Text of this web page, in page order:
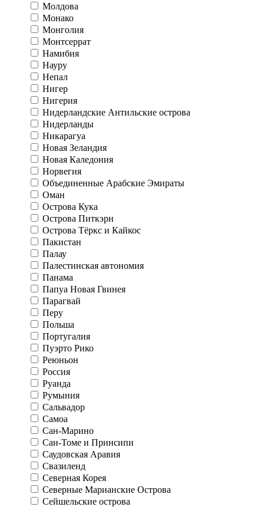
Молдова
Монако
Монголия
Монтсеррат
Намибия
Науру
Непал
Нигер
Нигерия
Нидерландские Антильские острова
Нидерланды
Никарагуа
Новая Зеландия
Новая Каледония
Норвегия
Объединенные Арабские Эмираты
Оман
Острова Кука
Острова Питкэрн
Острова Тёркс и Кайкос
Пакистан
Палау
Палестинская автономия
Панама
Папуа Новая Гвинея
Парагвай
Перу
Польша
Португалия
Пуэрто Рико
Реюньон
Россия
Руанда
Румыния
Сальвадор
Самоа
Сан-Марино
Сан-Томе и Принсипи
Саудовская Аравия
Свазиленд
Северная Корея
Северные Марианские Острова
Сейшельские острова